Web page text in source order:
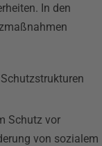
In den
Schutz vor
von sozialem